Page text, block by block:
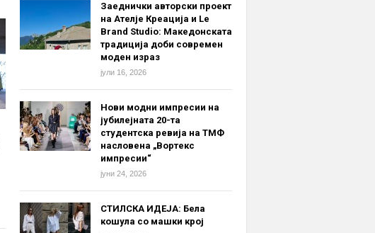
Заеднички авторски проект
на Ателје Креација и Le
Brand Studio: Македонската
традиција доби современ
моден израз
јули 16, 2026
Нови модни импресии на
јубилејната 20-та
студентска ревија на ТМФ
насловена „Вортекс
импресии“
јуни 24, 2026
СТИЛСКА ИДЕЈА: Бела
кошула со машки крој